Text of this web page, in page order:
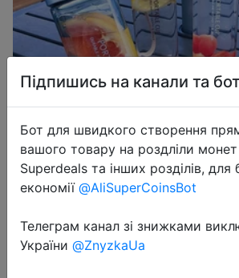
2020-11-11
Милая новая
Підпишись на канали та
Бот для швидкого створення
вашого товару на роздліли
Superdeals та інших розділів, для
економії @AliSuperCoinsBot
Телеграм канал зі знижками
України @ZnyzkaUa